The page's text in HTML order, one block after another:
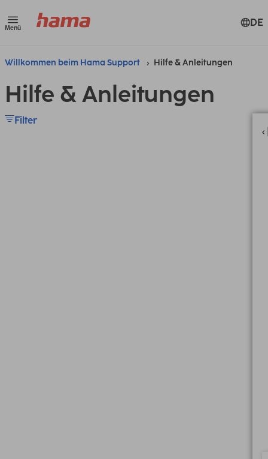
Menü DE
Willkommen beim Hama Support Hilfe & Anleitungen
Hilfe & Anleitungen
Filter